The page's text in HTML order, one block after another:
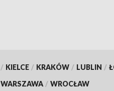
/ KIELCE / KRAKÓW / LUBLIN /
WARSZAWA / WROCŁAW